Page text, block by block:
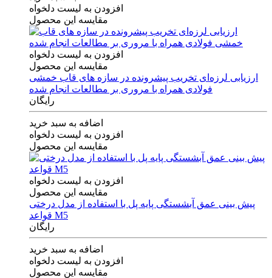
افزودن به لیست دلخواه
مقایسه این محصول
افزودن به لیست دلخواه
مقایسه این محصول
ارزیابی لرزه‌ای تخریب پیشرونده در سازه های قاب خمشی
فولادی همراه با مروری بر مطالعات انجام شده
رایگان
اضافه به سبد خرید
افزودن به لیست دلخواه
مقایسه این محصول
افزودن به لیست دلخواه
مقایسه این محصول
پیش بینی عمق آبشستگی پایه پل با استفاده از مدل درختی
قواعد M5
رایگان
اضافه به سبد خرید
افزودن به لیست دلخواه
مقایسه این محصول